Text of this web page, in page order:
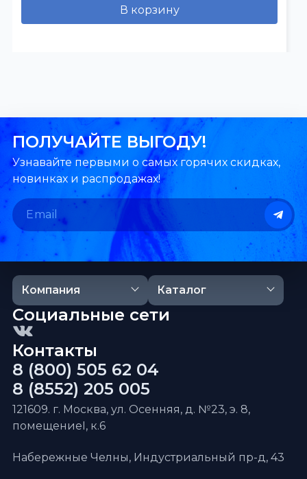
В корзину
ПОЛУЧАЙТЕ ВЫГОДУ!
Узнавайте первыми о самых горячих скидках,
новинках и распродажах!
Компания Каталог
Контакты
8 (800) 505 62 04
8 (8552) 205 005
121609. г. Москва, ул. Осенняя, д. №23, э. 8,
помещениеI, к.6
Набережные Челны, Индустриальный пр-д, 43
Социальные сети